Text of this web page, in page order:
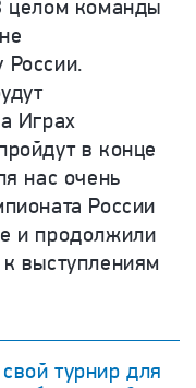
целом команды
России.
Играх
в конце
нас очень
России
и продолжили
выступлениям
турнир для